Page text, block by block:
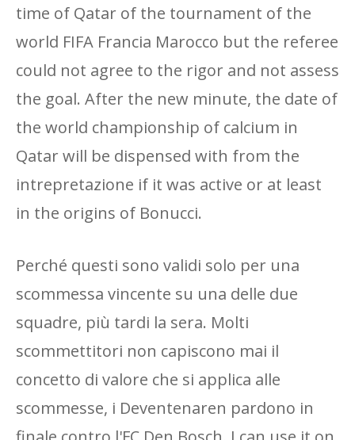
time of Qatar of the tournament of the
world FIFA Francia Marocco but the referee
could not agree to the rigor and not assess
the goal. After the new minute, the date of
the world championship of calcium in
Qatar will be dispensed with from the
intrepretazione if it was active or at least
in the origins of Bonucci.
Perché questi sono validi solo per una
scommessa vincente su una delle due
squadre, più tardi la sera. Molti
scommettitori non capiscono mai il
concetto di valore che si applica alle
scommesse, i Deventenaren pardono in